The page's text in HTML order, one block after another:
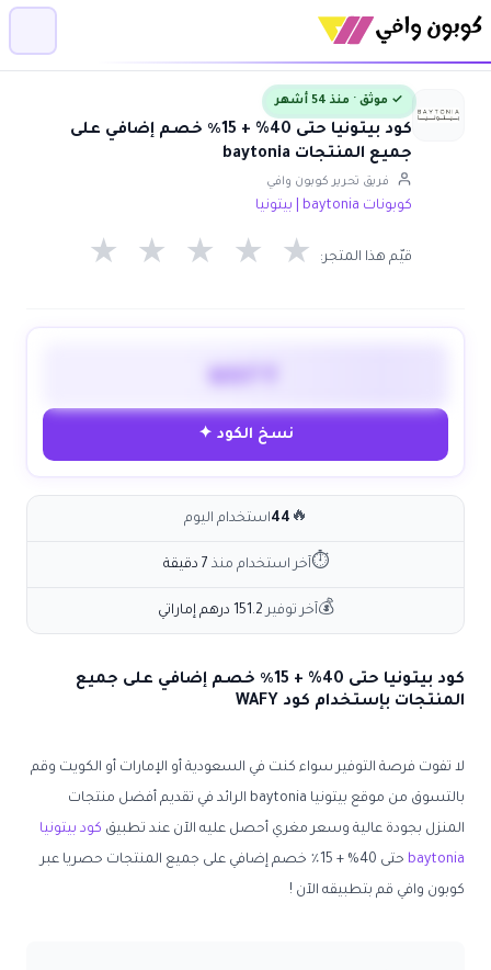
✓ موثق · منذ 54 أشهر
كود بيتونيا حتى 40% + 15٪ خصم إضافي على
جميع المنتجات baytonia
فريق تحرير كوبون وافي
كوبونات baytonia | بيتونيا
قيّم هذا المتجر: ★ ★ ★ ★ ★
WAFY
نسخ الكود ✦
🔥
44استخدام اليوم
⏱آخر استخدام منذ 7 دقيقة
💰آخر توفير 151.2 درهم إماراتي
كود بيتونيا حتى 40% + 15٪ خصم إضافي على جميع
المنتجات بإستخدام كود WAFY
لا تفوت فرصة التوفير سواء كنت في السعودية أو الإمارات أو الكويت وقم
بالتسوق من موقع بيتونيا baytonia الرائد في تقديم أفضل منتجات
المنزل بجودة عالية وسعر مغري أحصل عليه الآن عند تطبيق كود بيتونيا
baytonia
حتى 40% + 15٪ خصم إضافي على جميع المنتجات حصريا عبر
كوبون وافي قم بتطبيقه الآن !